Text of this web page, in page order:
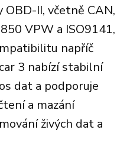
II, včetně CAN,
VPW a ISO9141,
napříč
3 nabízí stabilní
dat a podporuje
a mazání
živých dat a